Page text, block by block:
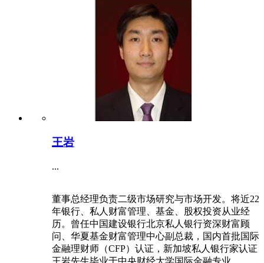
王岩
...
董事总经理负责二级市场研究与市场开发。将近22
年银行、私人财富管理、基金、股权投资从业经
历。曾任中国建设银行北京私人银行资深财富顾
问、华夏基金财富管理中心副总裁，国内首批国际
金融理财师（CFP）认证，新加坡私人银行家认证
王岩先生毕业于中央财经大学国际金融专业